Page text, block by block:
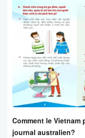
Comment le Vietnam
journal australien?